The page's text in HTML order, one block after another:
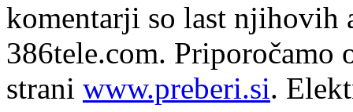
komentarji so last njihovih
386tele.com. Priporočamo
strani www.preberi.si.